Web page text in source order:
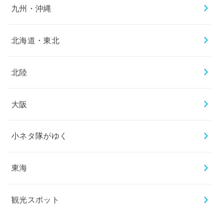
九州・沖縄
北海道・東北
北陸
大阪
小ネタ隊がゆく
東海
観光スポット